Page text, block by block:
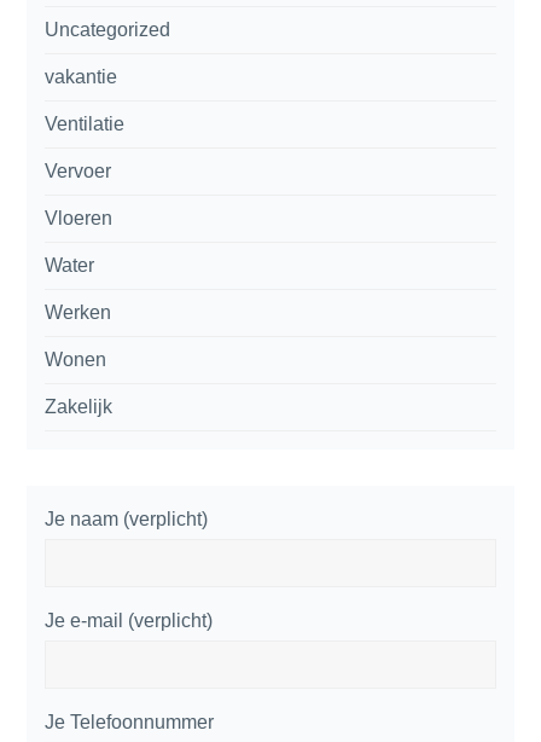
Uncategorized
vakantie
Ventilatie
Vervoer
Vloeren
Water
Werken
Wonen
Zakelijk
Je naam (verplicht)
Je e-mail (verplicht)
Je Telefoonnummer